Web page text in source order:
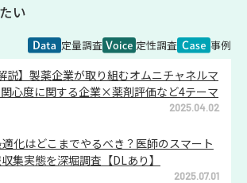
い
定量調査 定性調査 事例
説】製薬企業が取り組むオムニチャネルマ
心度に関する企業×薬剤評価など4テーマ
2025.04.02
化はどこまでやるべき？医師のスマート
集実態を深堀調査【DLあり】
2025.07.01